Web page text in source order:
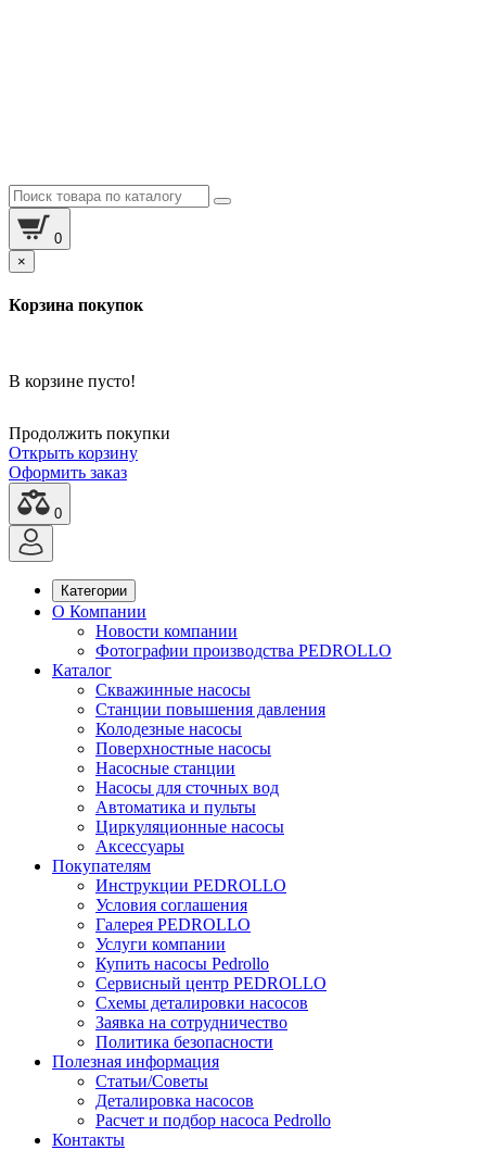
0
×
Корзина покупок
В корзине пусто!
Продолжить покупки
Открыть корзину
Оформить заказ
0
Категории
О Компании
Новости компании
Фотографии производства PEDROLLO
Каталог
Скважинные насосы
Станции повышения давления
Колодезные насосы
Поверхностные насосы
Насосные станции
Насосы для сточных вод
Автоматика и пульты
Циркуляционные насосы
Аксессуары
Покупателям
Инструкции PEDROLLO
Условия соглашения
Галерея PEDROLLO
Услуги компании
Купить насосы Pedrollo
Сервисный центр PEDROLLO
Схемы деталировки насосов
Заявка на сотрудничество
Политика безопасности
Полезная информация
Статьи/Советы
Деталировка насосов
Расчет и подбор насоса Pedrollo
Контакты